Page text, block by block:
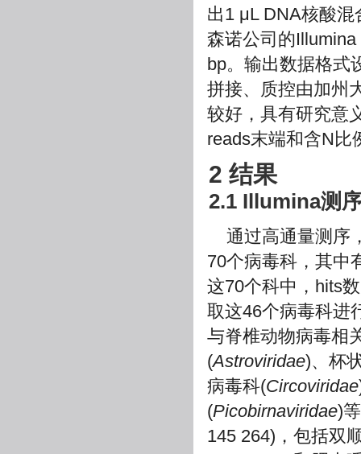
出1 μL DNA核酸混
森诺公司的
bp。输出数据格式
拼接、质控由加州
较好，具有研究意
reads末端和含N比
2 结果
2.1 Illumina测
通过高通量测序
70个病毒科，其中
这70个科中，hits
取这46个病毒科进
与脊椎动物病毒相
(Astroviridae)、杯
病毒科(Circoviridae
(Picobirnaviridae)
145 264)，包括双